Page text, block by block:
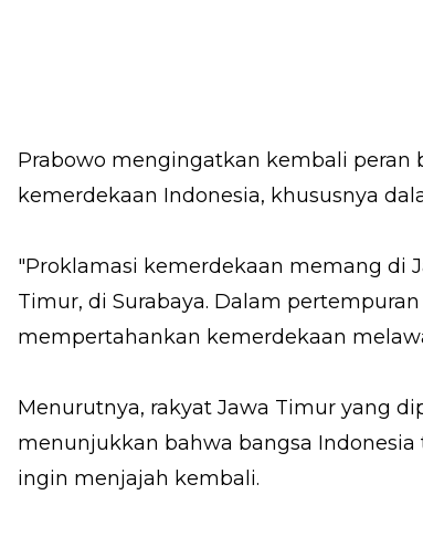
Prabowo mengingatkan kembali peran
kemerdekaan Indonesia, khususnya
"Proklamasi kemerdekaan memang di
Timur, di Surabaya. Dalam
mempertahankan kemerdekaan
Menurutnya, rakyat Jawa Timur yang
menunjukkan bahwa bangsa
ingin menjajah kembali.